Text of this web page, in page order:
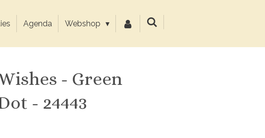
Agenda Webshop
- Green
- 24443